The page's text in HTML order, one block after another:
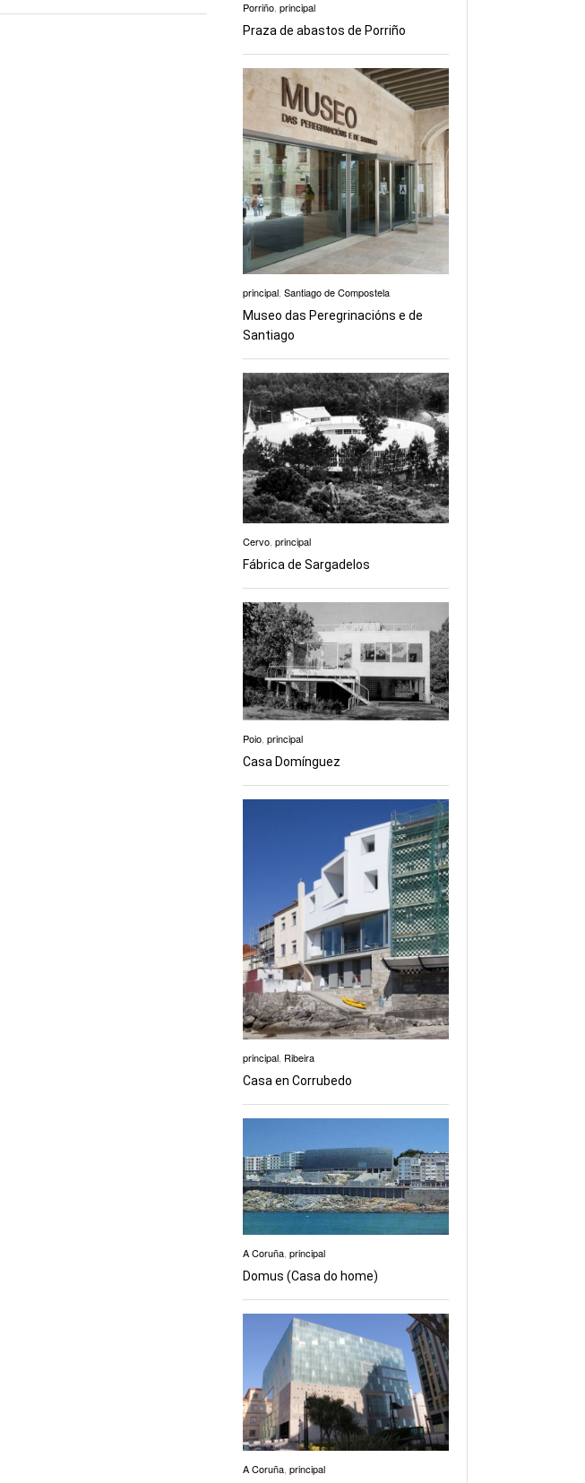
Porriño principal
Praza de abastos de Porriño
principal Santiago de Compostela
Museo das Peregrinacións e de
Santiago
Cervo principal
Fábrica de Sargadelos
Poio principal
Casa Domínguez
principal, Ribeira
Casa en Corrubedo
A Coruña, principal
Domus (Casa do home)
A Coruña principal